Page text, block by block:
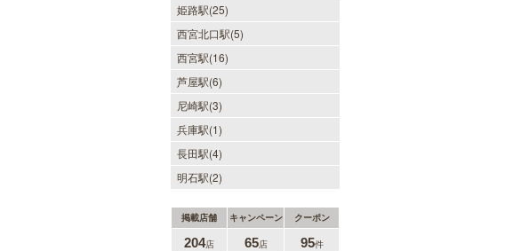
姫路駅(25)
西宮北口駅(5)
西宮駅(16)
芦屋駅(6)
尼崎駅(3)
兵庫駅(1)
長田駅(4)
明石駅(2)
掲載店舗 キャンペーン クーポン
204店 65店 95件